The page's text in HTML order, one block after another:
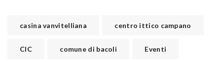
casina vanvitelliana centro ittico campano
CIC comune di bacoli Eventi